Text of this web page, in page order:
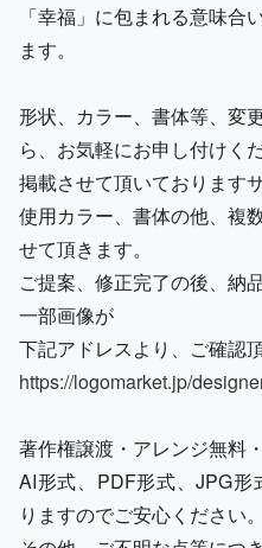
「幸福」に包まれる意味合
ます。
形状、カラー、書体等、変
ら、お気軽にお申し付けくだ
掲載させて頂いております
使用カラー、書体の他、複
せて頂きます。
ご提案、修正完了の後、納
一部画像が
下記アドレスより、ご確認頂
https://logomarket.jp/
著作権譲渡・アレンジ無料
AI形式、PDF形式、JPG
りますのでご安心ください。